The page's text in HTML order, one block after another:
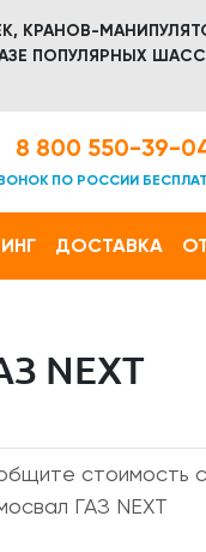
КРАНОВ-
ПОПУЛЯРНЫХ
8 800 550-39-
ПО РОССИИ
ДОСТАВКА
NEXT